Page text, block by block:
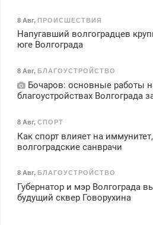
8 Авг, ПРОИСШЕСТВИЯ
Напугавший волгоградцев
юге Волгограда
8 Авг, БЛАГОУСТРОЙСТВО
Бочаров: основные работы
благоустройствах Волгограда
8 Авг, СПОРТ
Как спорт влияет на
волгоградские санврачи
8 Авг, БЛАГОУСТРОЙСТВО
Губернатор и мэр Волгограда
будущий сквер Говорухина